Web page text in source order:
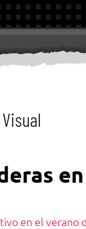
en el verano